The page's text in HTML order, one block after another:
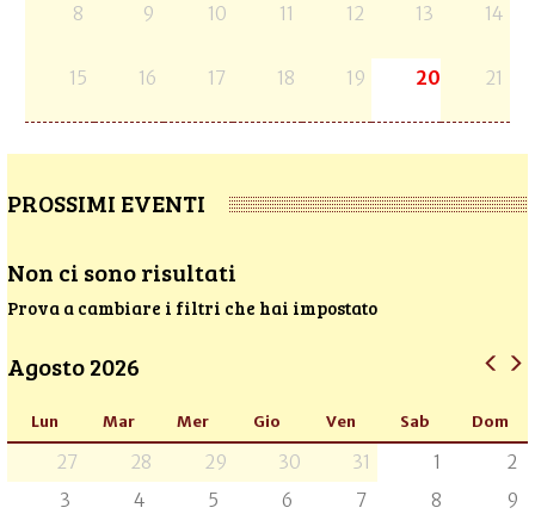
8 9 10 11 12 13 14
15 16 17 18 19 20 21
PROSSIMI EVENTI
Non ci sono risultati
Prova a cambiare i filtri che hai impostato
Agosto 2026
Lun Mar Mer Gio Ven Sab Dom
27 28 29 30 31 1
2
3
4 5 6 7 8
9